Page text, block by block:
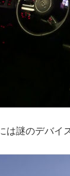
は謎のデバイ